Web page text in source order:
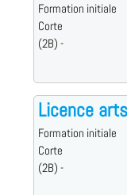
Formation initiale
Corte
(2B) -
Licence
Formation initiale
Corte
(2B) -